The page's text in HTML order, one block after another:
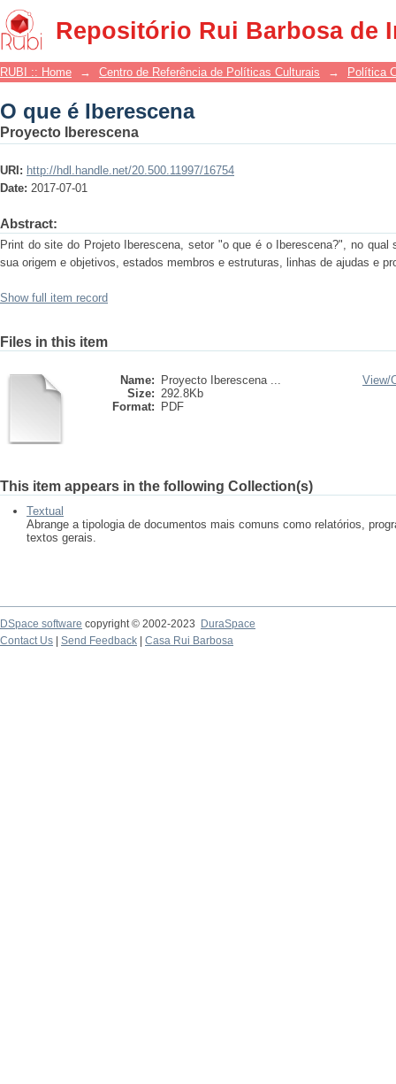
Repositório Rui Barbosa de
O que é Iberescena
RUBI :: Home → Centro de Referência de Políticas Culturais → Política
O que é Iberescena
Proyecto Iberescena
URI: http://hdl.handle.net/20.500.11997/16754
Date: 2017-07-01
Abstract:
Print do site do Projeto Iberescena, setor "o que é o Iberescena?", no qual
sua origem e objetivos, estados membros e estruturas, linhas de ajudas e
Show full item record
Files in this item
Name:
Proyecto Iberescena ...
Size: 292.8Kb
Format:
PDF
View/
This item appears in the following Collection(s)
Textual
Abrange a tipologia de documentos mais comuns como relatórios,
textos gerais.
DSpace software copyright © 2002-2023
DuraSpace
Contact Us
Send Feedback Casa Rui Barbosa